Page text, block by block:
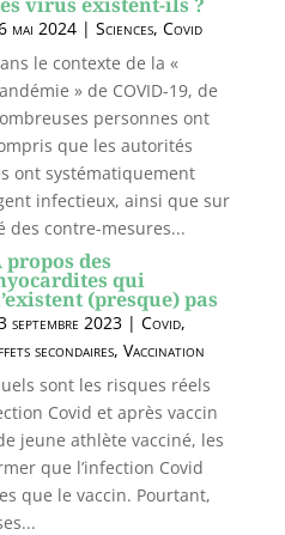
mai 2024| Sciences, Covid
le contexte de la «
» de COVID-19, de
personnes ont
que les autorités
ont systématiquement
infectieux, ainsi que sur
des contre-mesures...
propos des
qui
(presque) pas
septembre 2023| Covid,
secondaires, Vaccination
sont les risques réels
Covid et après vaccin
jeune athlète vacciné, les
que l’infection Covid
que le vaccin. Pourtant,